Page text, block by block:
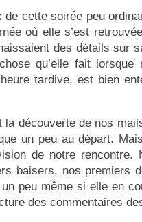
de cette soirée peu
où elle s’est
des détails sur
qu’elle fait
tardive, est bien
la découverte de nos
un peu au départ.
de notre rencontre.
baisers, nos premiers
peu même si elle en
des commentaires